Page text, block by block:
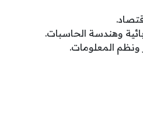
وهندسة الحاسبات.
ونظم المعلومات.